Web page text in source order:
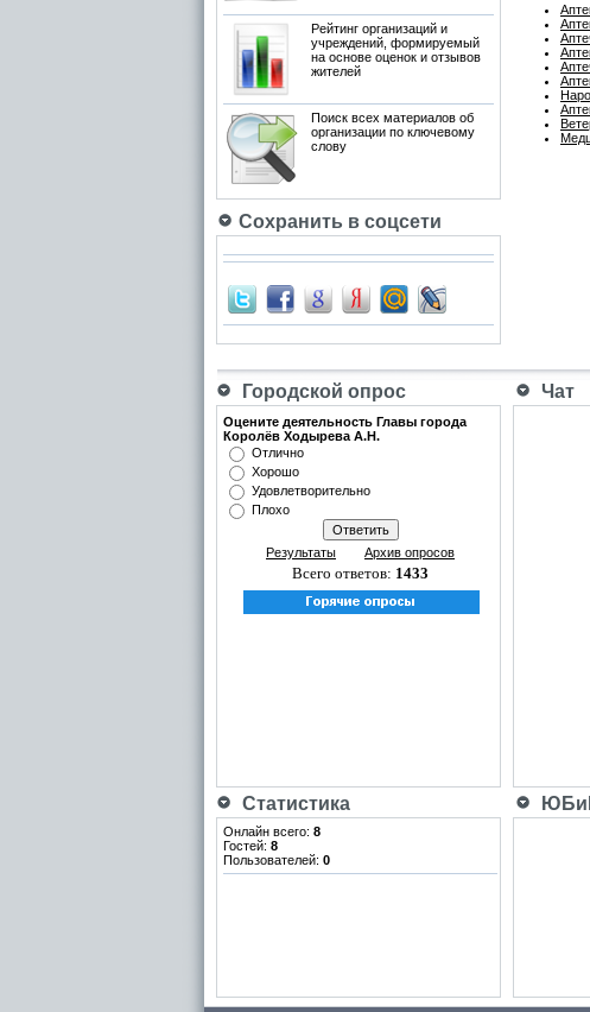
Рейтинг организаций и
учреждений, формируемый
на основе оценок и отзывов
жителей
Поиск всех материалов об
организации по ключевому
слову
Сохранить в соцсети
Городской опрос Чат
Оцените деятельность Главы города
Королёв Ходырева А.Н.
Отлично
Хорошо
Удовлетворительно
Плохо
Результаты Архив опросов
Всего ответов: 1433
Статистика
Онлайн всего: 8
Гостей: 8
Пользователей: 0